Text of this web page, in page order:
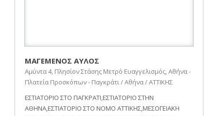
ΜΑΓΕΜΕΝΟΣ ΑΥΛΟΣ
Αμύντα 4, Πλησίον Στάσης Μετρό Ευαγγελισμός, Αθήνα -
Πλατεία Προσκόπων - Παγκράτι / Αθήνα / ΑΤΤΙΚΗΣ
ΕΣΤΙΑΤΟΡΙΟ ΣΤΟ ΠΑΓΚΡΑΤΙ,ΕΣΤΙΑΤΟΡΙΟ ΣΤΗΝ
ΑΘΗΝΑ,ΕΣΤΙΑΤΟΡΙΟ ΣΤΟ ΝΟΜΟ ΑΤΤΙΚΗΣ,ΜΕΣΟΓΕΙΑΚΗ